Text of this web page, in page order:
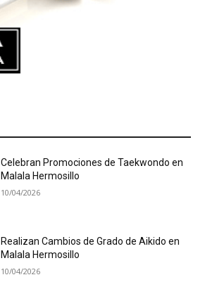
Celebran Promociones de Taekwondo en
Malala Hermosillo
10/04/2026
Realizan Cambios de Grado de Aikido en
Malala Hermosillo
10/04/2026